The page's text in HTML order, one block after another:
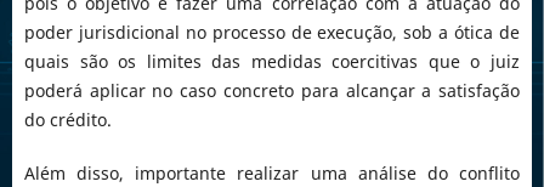
poder jurisdicional no processo de execução, sob a ótica de
quais são os limites das medidas coercitivas que o juiz
poderá aplicar no caso concreto para alcançar a satisfação
do crédito.
Além disso, importante realizar uma análise do conflito